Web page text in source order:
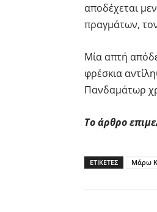
αποδέχεται
πραγμάτων,
Μία απτή
φρέσκια
Πανδαμάτωρ
Το άρθρο
ΕΤΙΚΕΤΕΣ Μάρω